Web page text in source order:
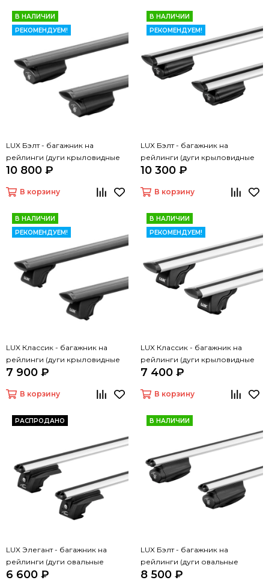
В НАЛИЧИИ
РЕКОМЕНДУЕМ!
LUX Бэлт - багажник на
рейлинги (дуги крыловидные
черные, 1,2м)
10 800 ₽
В корзину
В НАЛИЧИИ
РЕКОМЕНДУЕМ!
LUX Бэлт - багажник на
рейлинги (дуги крыловидные
серые, 1,2м)
10 300 ₽
В корзину
В НАЛИЧИИ
РЕКОМЕНДУЕМ!
LUX Классик - багажник на
рейлинги (дуги крыловидные
черные, 1,2м)
7 900 ₽
В корзину
В НАЛИЧИИ
РЕКОМЕНДУЕМ!
LUX Классик - багажник на
рейлинги (дуги крыловидные
серые, 1,2м)
7 400 ₽
В корзину
РАСПРОДАНО
LUX Элегант - багажник на
рейлинги (дуги овальные
серые, 1,2м)
6 600 ₽
В НАЛИЧИИ
LUX Бэлт - багажник на
рейлинги (дуги овальные
серые, 1,2м)
8 500 ₽